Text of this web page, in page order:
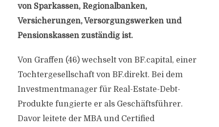
von Sparkassen, Regionalbanken,
Versicherungen, Versorgungswerken und
Pensionskassen zuständig ist.
Von Graffen (46) wechselt von BF.capital, einer
Tochtergesellschaft von BF.direkt. Bei dem
Investmentmanager für Real-Estate-Debt-
Produkte fungierte er als Geschäftsführer.
Davor leitete der MBA und Certified